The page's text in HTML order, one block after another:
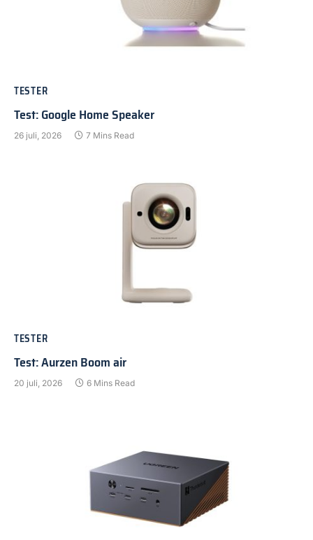
TESTER
Test: Google Home Speaker
26 juli, 2026 7 Mins Read
TESTER
Test: Aurzen Boom air
20 juli, 2026 6 Mins Read